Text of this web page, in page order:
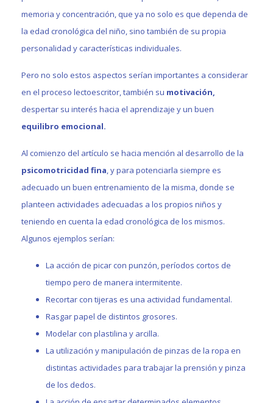
memoria y concentración, que ya no solo es que dependa de
la edad cronológica del niño, sino también de su propia
personalidad y características individuales.
Pero no solo estos aspectos serían importantes a considerar
en el proceso lectoescritor, también su motivación,
despertar su interés hacia el aprendizaje y un buen
equilibro emocional.
Al comienzo del artículo se hacia mención al desarrollo de la
psicomotricidad fina, y para potenciarla siempre es
adecuado un buen entrenamiento de la misma, donde se
planteen actividades adecuadas a los propios niños y
teniendo en cuenta la edad cronológica de los mismos.
Algunos ejemplos serían:
La acción de picar con punzón, períodos cortos de
tiempo pero de manera intermitente.
Recortar con tijeras es una actividad fundamental.
Rasgar papel de distintos grosores.
Modelar con plastilina y arcilla.
La utilización y manipulación de pinzas de la ropa en
distintas actividades para trabajar la prensión y pinza
de los dedos.